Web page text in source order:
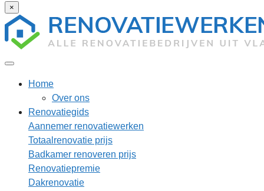
×
Home
Over ons
Renovatiegids
Aannemer renovatiewerken
Totaalrenovatie prijs
Badkamer renoveren prijs
Renovatiepremie
Dakrenovatie